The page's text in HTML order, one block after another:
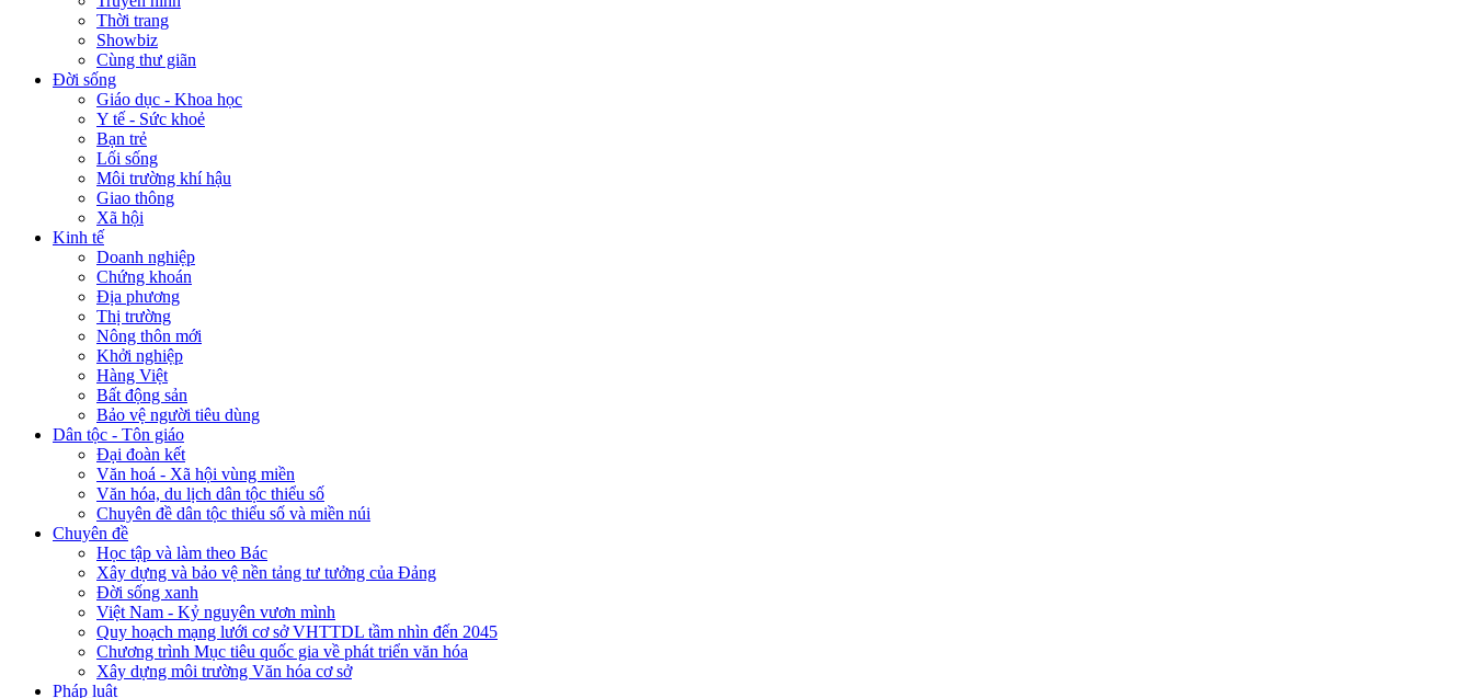
Thời trang
Showbiz
Cùng thư giãn
Đời sống
Giáo dục - Khoa học
Y tế - Sức khoẻ
Bạn trẻ
Lối sống
Môi trường khí hậu
Giao thông
Xã hội
Kinh tế
Doanh nghiệp
Chứng khoán
Địa phương
Thị trường
Nông thôn mới
Khởi nghiệp
Hàng Việt
Bất động sản
Bảo vệ người tiêu dùng
Dân tộc - Tôn giáo
Đại đoàn kết
Văn hoá - Xã hội vùng miền
Văn hóa, du lịch dân tộc thiểu số
Chuyên đề dân tộc thiểu số và miền núi
Chuyên đề
Học tập và làm theo Bác
Xây dựng và bảo vệ nền tảng tư tưởng của Đảng
Đời sống xanh
Việt Nam - Kỷ nguyên vươn mình
Quy hoạch mạng lưới cơ sở VHTTDL tầm nhìn đến 2045
Chương trình Mục tiêu quốc gia về phát triển văn hóa
Xây dựng môi trường Văn hóa cơ sở
Pháp luật